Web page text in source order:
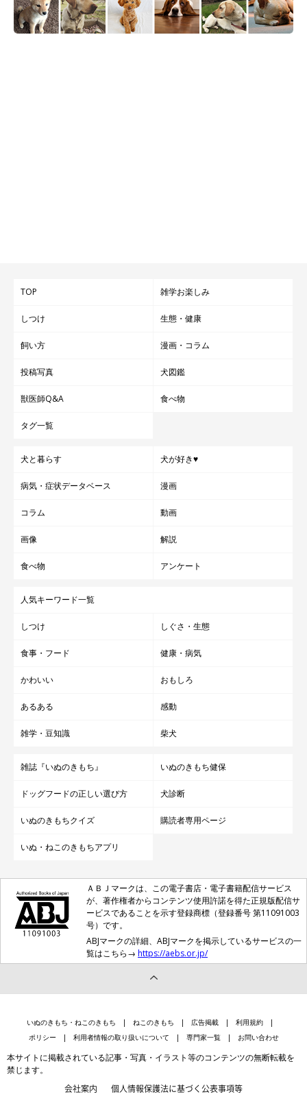
TOP 雑学お楽しみ
しつけ 生態・健康
飼い方 漫画・コラム
投稿写真 犬図鑑
獣医師Q&A 食べ物
タグ一覧
犬と暮らす 犬が好き♥
病気・症状データベース 漫画
コラム 動画
画像 解説
食べ物 アンケート
人気キーワード一覧
しつけ しぐさ・生態
食事・フード 健康・病気
かわいい おもしろ
あるある 感動
雑学・豆知識 柴犬
雑誌『いぬのきもち』 いぬのきもち健保
ドッグフードの正しい選び方 犬診断
いぬのきもちクイズ 購読者専用ページ
いぬ・ねこのきもちアプリ
ＡＢＪマークは、この電子書店・電子書籍配信サービス
が、著作権者からコンテンツ使用許諾を得た正規版配信サ
ービスであることを示す登録商標（登録番号 第11091003
号）です。
ABJマークの詳細、ABJマークを掲示しているサービスの一
覧はこちら→ https://aebs.or.jp/
いぬのきもち・ねこのきもち ねこのきもち 広告掲載
利用規約
ポリシー
利用者情報の取り扱いについて 専門家一覧 お問い合わせ
本サイトに掲載されている記事・写真・イラスト等のコンテンツの無断転載を
禁じます。
会社案内 個人情報保護法に基づく公表事項等